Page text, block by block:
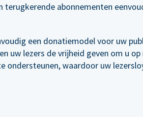
terugkerende abonnementen
een donatiemodel voor uw
uw lezers de vrijheid geven om u
ondersteunen, waardoor uw